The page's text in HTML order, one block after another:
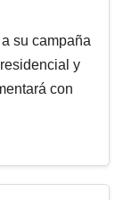
su campaña
y
con